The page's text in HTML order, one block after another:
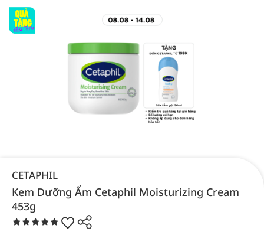
CETAPHIL
Kem Dưỡng Ẩm Cetaphil Moisturizing Cream
453g